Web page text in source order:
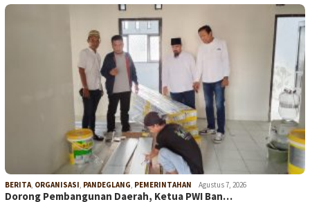
BERITA, ORGANISASI, PANDEGLANG, PEMERINTAHAN Agustus 7, 2026
Dorong Pembangunan Daerah, Ketua PWI Ban…